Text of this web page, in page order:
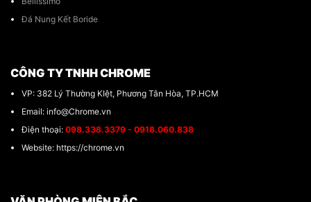
Đá Nung Kết Boride
CÔNG TY TNHH CHROME
VP: 382 Lý Thường KIệt, Phương Tân Hòa, TP.HCM
Email: info@Chrome.vn
Điện thoại: 098.338.3379 - 0918.060.838
Website: https://chrome.vn